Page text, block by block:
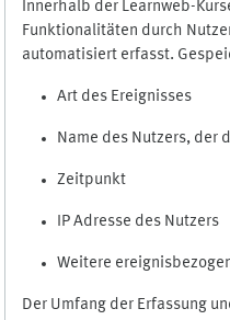
Innerhalb der Learnweb-
Funktionalitäten durch
automatisiert erfasst.
Art des Ereignisses
Name des Nutzers, der
Zeitpunkt
IP Adresse des Nutzers
Weitere
Der Umfang der Erfassung